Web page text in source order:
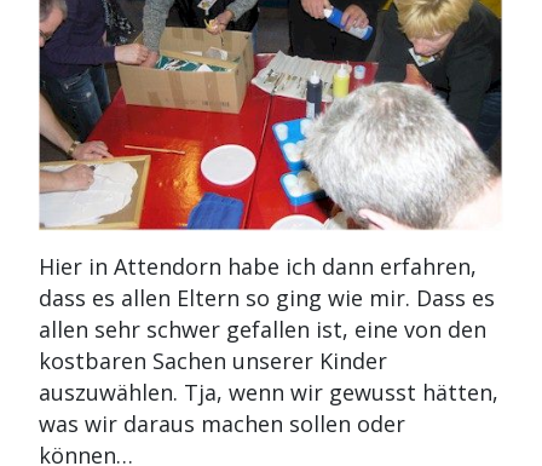
Hier in Attendorn habe ich dann erfahren,
dass es allen Eltern so ging wie mir. Dass es
allen sehr schwer gefallen ist, eine von den
kostbaren Sachen unserer Kinder
auszuwählen. Tja, wenn wir gewusst hätten,
was wir daraus machen sollen oder
können…